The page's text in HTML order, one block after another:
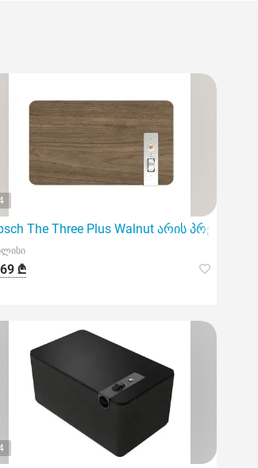
Hdbw1400Rp-Z-2712-S3 არის მაღალი
The Three Plus Walnut არის პრემიუმ
₾